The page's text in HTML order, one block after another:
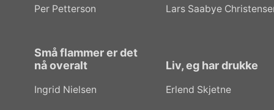
Per Petterson Lars Saabye
Små flammer er det
nå overalt
Ingrid Nielsen
Liv, eg har drukke
Erlend Skjetne